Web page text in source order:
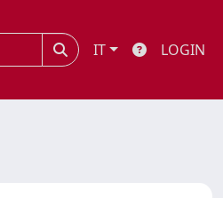
IT LOGIN